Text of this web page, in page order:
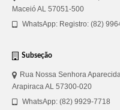
Maceió AL 57051-500
WhatsApp: Registro: (82)
Subseção
Rua Nossa Senhora
Arapiraca AL 57300-020
WhatsApp: (82) 9929-7718